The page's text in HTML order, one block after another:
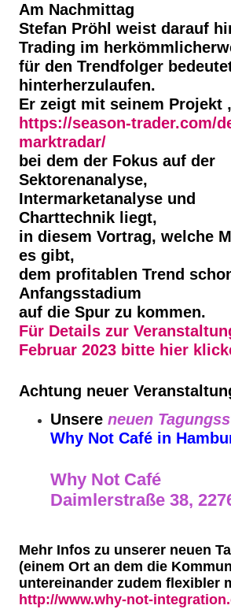
Am Nachmittag
Stefan Pröhl weist darauf
Trading im
für den Trendfolger
hinterherzulaufen.
Er zeigt mit seinem Projekt
https://season-trader.com/
marktradar/
bei dem der Fokus auf der
Sektorenanalyse,
Intermarketanalyse und
Charttechnik liegt,
in diesem Vortrag, welche
es gibt,
dem profitablen Trend
Anfangsstadium
auf die Spur zu kommen.
Für Details zur
Februar 2023 bitte hier
Achtung neuer
Unsere neuen
Why Not Café in
Why Not Café
Daimlerstraße 38,
Mehr Infos zu unserer neuen
(einem Ort an dem die
untereinander zudem flexibler
http://www.why-not-